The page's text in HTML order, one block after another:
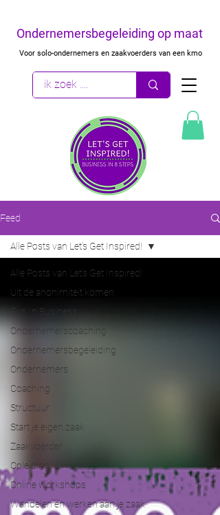
Ondernemersbegeleiding op maat
Voor solo-ondernemers en zaakvoerders van een kmo
Feed
Alle Posts van Let's Get Inspired!
Uit de anonimiteit komen
Fun In Business
Ondernemerscoaching
Ondernemersbegeleiding
Ondernemers
Coaching
Structuur
Start je eigen zaak
Zaakvoerder
Opleiding
Online workshops
Wandelen en werken aan je zaak
Alle Posts van Let's Get Inspired!